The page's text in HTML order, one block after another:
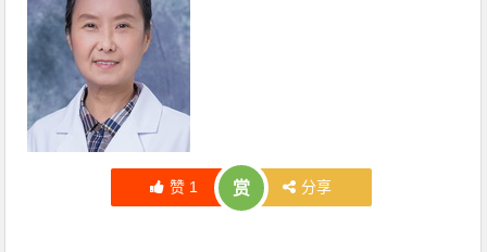
赞 1 赏 分享